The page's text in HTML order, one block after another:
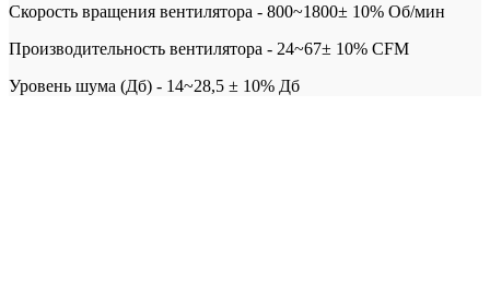
Скорость вращения вентилятора - 800~1800± 10% Об/мин
Производительность вентилятора - 24~67± 10% CFM
Уровень шума (Дб) - 14~28,5 ± 10% Дб